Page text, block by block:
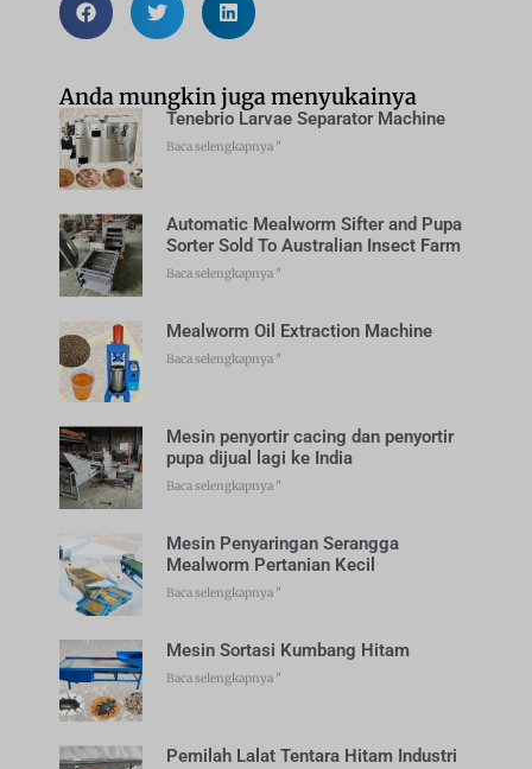
Anda mungkin juga menyukainya
Tenebrio Larvae Separator Machine
Baca selengkapnya "
Automatic Mealworm Sifter and Pupa
Sorter Sold To Australian Insect Farm
Baca selengkapnya "
Mealworm Oil Extraction Machine
Baca selengkapnya "
Mesin penyortir cacing dan penyortir
pupa dijual lagi ke India
Baca selengkapnya "
Mesin Penyaringan Serangga
Mealworm Pertanian Kecil
Baca selengkapnya "
Mesin Sortasi Kumbang Hitam
Baca selengkapnya "
Pemilah Lalat Tentara Hitam Industri